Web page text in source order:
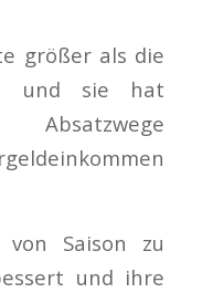
größer als die
und sie hat
Absatzwege
Saison zu
und ihre